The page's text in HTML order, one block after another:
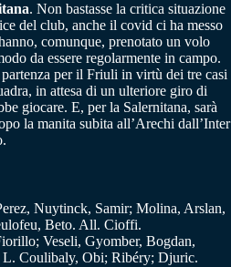
. Non bastasse la critica situazione
del club, anche il covid ci ha messo
comunque, prenotato un volo
da essere regolarmente in campo.
per il Friuli in virtù dei tre casi
in attesa di un ulteriore giro di
giocare. E, per la Salernitana, sarà
la manita subita all’Arechi dall’Inter
Nuytinck, Samir; Molina, Arslan,
Beto. All. Cioffi.
Veseli, Gyomber, Bogdan,
Coulibaly, Obi; Ribéry; Djuric.